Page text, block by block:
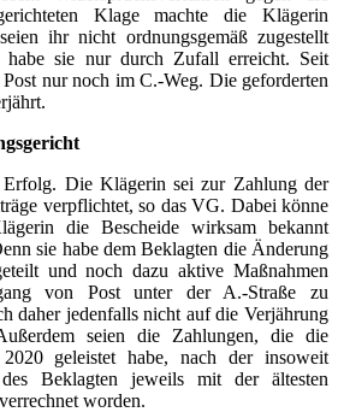
gerichteten Klage machte die Klägerin
ihr nicht ordnungsgemäß zugestellt
habe sie nur durch Zufall erreicht. Seit
nur noch im C.-Weg. Die geforderten
Die Klägerin sei zur Zahlung der
verpflichtet, so das VG. Dabei könne
die Bescheide wirksam bekannt
sie habe dem Beklagten die Änderung
und noch dazu aktive Maßnahmen
von Post unter der A.-Straße zu
daher jedenfalls nicht auf die Verjährung
seien die Zahlungen, die die
geleistet habe, nach der insoweit
des Beklagten jeweils mit der ältesten
worden.